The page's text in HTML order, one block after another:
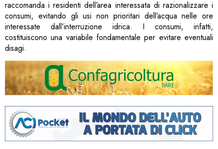
raccomanda i residenti dell’area interessata di razionalizzare i
consumi, evitando gli usi non prioritari dell’acqua nelle ore
interessate dall’interruzione idrica. I consumi, infatti,
costituiscono una variabile fondamentale per evitare eventuali
disagi.